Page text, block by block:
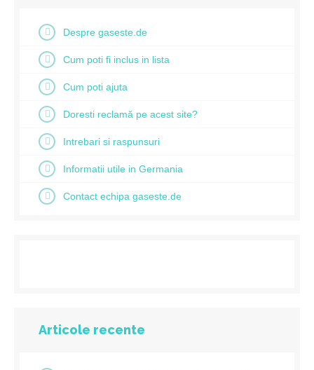
Despre gaseste.de
Cum poti fi inclus in lista
Cum poti ajuta
Doresti reclamă pe acest site?
Intrebari si raspunsuri
Informatii utile in Germania
Contact echipa gaseste.de
Articole recente